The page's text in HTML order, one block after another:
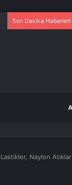
Son Dakika Haberleri
Lastikler, Naylon